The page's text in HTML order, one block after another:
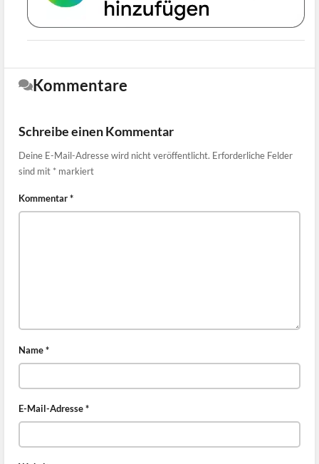
Kommentare
Schreibe einen Kommentar
Deine E-Mail-Adresse wird nicht veröffentlicht. Erforderliche Felder
sind mit * markiert
Kommentar*
Name*
E-Mail-Adresse*